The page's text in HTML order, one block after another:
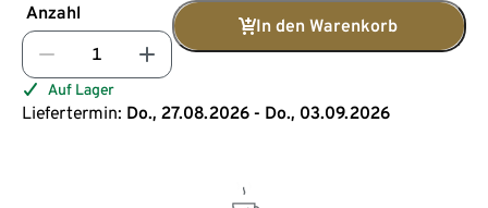
Anzahl
In den Warenkorb
Auf Lager
Liefertermin: Do., 27.08.2026 - Do., 03.09.2026